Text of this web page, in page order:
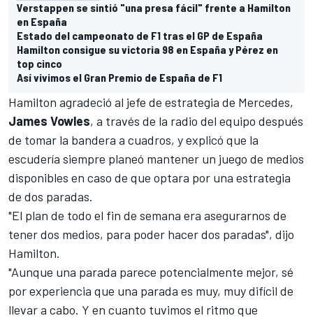
Verstappen se sintió "una presa fácil" frente a Hamilton
en España
Estado del campeonato de F1 tras el GP de España
Hamilton consigue su victoria 98 en España y Pérez en
top cinco
Así vivimos el Gran Premio de España de F1
Hamilton agradeció al jefe de estrategia de Mercedes,
James Vowles, a través de la radio del equipo después
de tomar la bandera a cuadros, y explicó que la
escudería siempre planeó mantener un juego de medios
disponibles en caso de que optara por una estrategia
de dos paradas.
"El plan de todo el fin de semana era asegurarnos de
tener dos medios, para poder hacer dos paradas", dijo
Hamilton.
"Aunque una parada parece potencialmente mejor, sé
por experiencia que una parada es muy, muy difícil de
llevar a cabo. Y en cuanto tuvimos el ritmo que